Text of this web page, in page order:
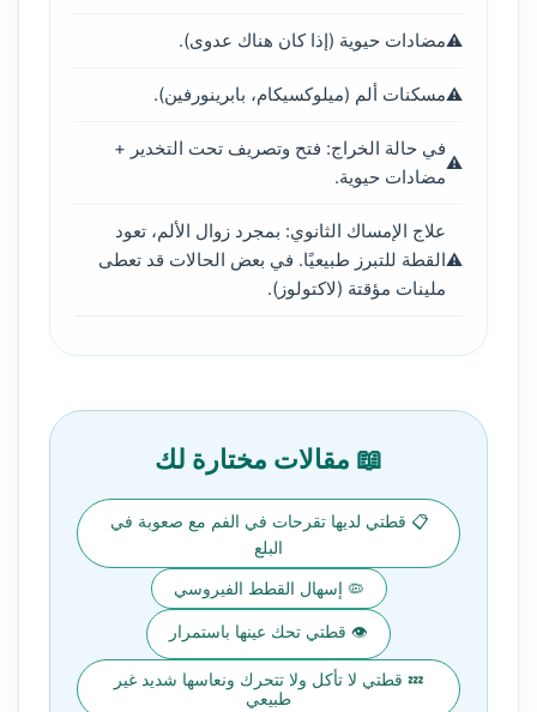
مضادات حيوية (إذا كان هناك عدوى).
مسكنات ألم (ميلوكسيكام، بابرينورفين).
في حالة الخراج: فتح وتصريف تحت التخدير +
مضادات حيوية.
علاج الإمساك الثانوي: بمجرد زوال الألم، تعود
القطة للتبرز طبيعيًا. في بعض الحالات قد تعطى
ملينات مؤقتة (لاكتولوز).
📖 مقالات مختارة لك
📋 قطتي لديها تقرحات في الفم مع صعوبة في
البلع
🦠 إسهال القطط الفيروسي
👁️ قطتي تحك عينها باستمرار
💤 قطتي لا تأكل ولا تتحرك ونعاسها شديد غير
طبيعي